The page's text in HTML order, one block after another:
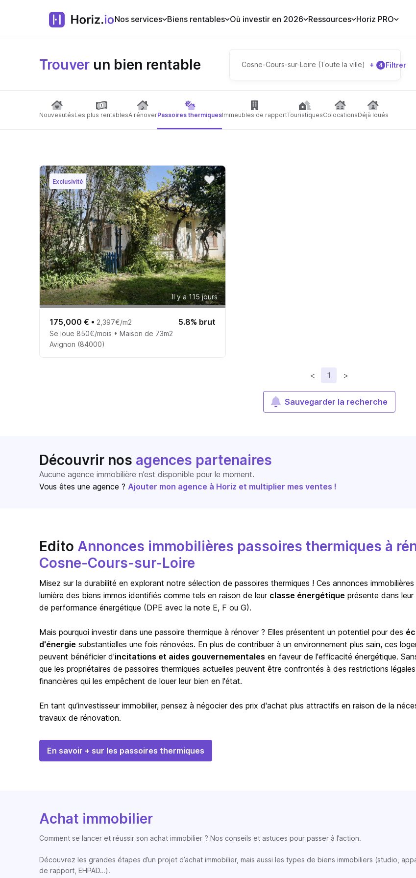
Nos services Biens rentables Où investir en 2026 Ressources Horiz PRO
Trouver un bien rentable Cosne-Cours-sur-Loire (Toute la ville) + 4 Filtrer
NouveautésLes plus rentablesA rénoverPassoires thermiquesImmeubles de rapportTouristiquesColocationsDéjà loués
Exclusivité
Il y a 115 jours
175,000 € • 2,397€/m2 5.8% brut
Se loue 850€/mois • Maison de 73m2
Avignon (84000)
< 1 >
Sauvegarder la recherche
Découvrir nos agences partenaires
Aucune agence immobilière n’est disponible pour le moment.
Vous êtes une agence ? Ajouter mon agence à Horiz et multiplier mes ventes !
Edito Annonces immobilières passoires thermiques à
Cosne-Cours-sur-Loire
Misez sur la durabilité en explorant notre sélection de passoires thermiques ! Ces annonces
lumière des biens immos identifiés comme tels en raison de leur classe énergétique présente dans
de performance énergétique (DPE avec la note E, F ou G).
Mais pourquoi investir dans une passoire thermique à rénover ? Elles présentent un potentiel pour des
d'énergie substantielles une fois rénovées. En plus de contribuer à un environnement plus sain, ces
peuvent bénéficier d'incitations et aides gouvernementales en faveur de l'efficacité énergétique.
que les propriétaires de passoires thermiques actuelles peuvent être confrontés à des restrictions
financières qui les empêchent de louer leur bien en l'état.
En tant qu’investisseur immobilier, pensez à négocier des prix d'achat plus attractifs en raison de la
travaux de rénovation.
En savoir + sur les passoires thermiques
Achat immobilier
Comment se lancer et réussir son achat immobilier ? Nos conseils et astuces pour passer à l’action.
Découvrez les grandes étapes d’un projet d’achat immobilier, mais aussi les types de biens immobiliers (studio,
de rapport, EHPAD…).